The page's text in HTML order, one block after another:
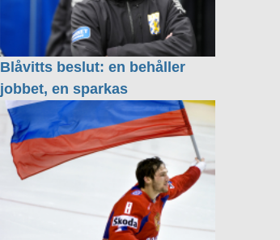
Blåvitts beslut: en behåller
jobbet, en sparkas